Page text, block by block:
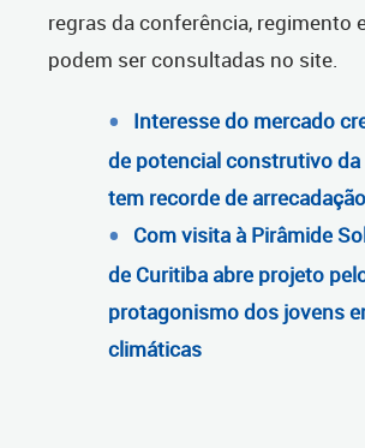
regras da conferência, regimento
podem ser consultadas no site.
Interesse do mercado
de potencial construtivo da
tem recorde de arrecadação
Com visita à Pirâmide
de Curitiba abre projeto
protagonismo dos jovens
climáticas